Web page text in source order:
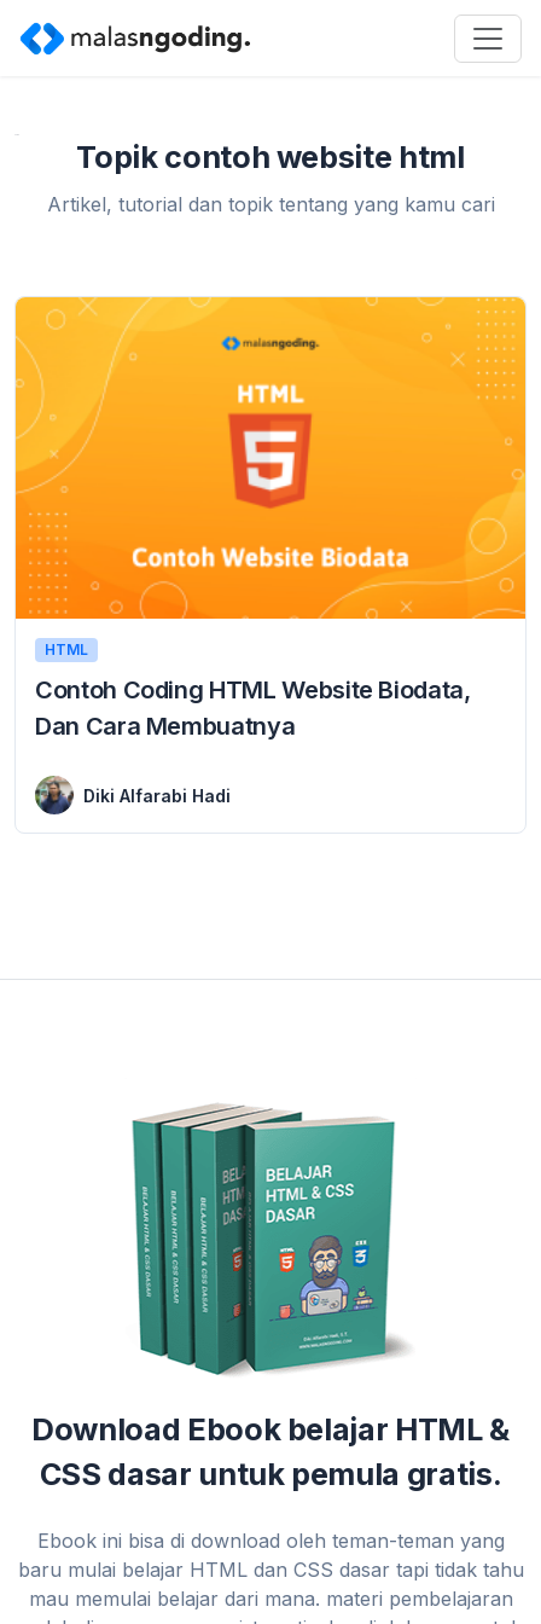
Topik contoh website html
Artikel, tutorial dan topik tentang yang kamu cari
HTML
Contoh Coding HTML Website Biodata,
Dan Cara Membuatnya
Diki Alfarabi Hadi
Download Ebook belajar HTML &
CSS dasar untuk pemula gratis.
Ebook ini bisa di download oleh teman-teman yang
baru mulai belajar HTML dan CSS dasar tapi tidak tahu
mau memulai belajar dari mana. materi pembelajaran